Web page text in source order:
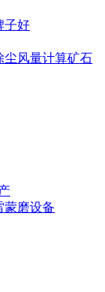
子好
尘风量计算矿石
蒙磨设备